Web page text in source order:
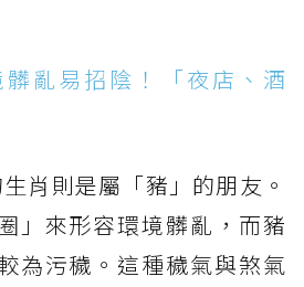
亂易招陰！「夜店、酒
肖則是屬「豬」的朋友。
」來形容環境髒亂，而豬
為污穢。這種穢氣與煞氣